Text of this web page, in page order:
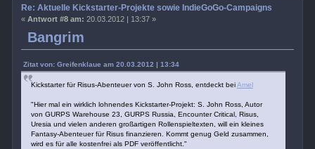
Bangrim
Re: Aktuelle Kickstarter-Projekte sowie IndieGoGo-Campaigns
« Antwort #8 am: 20.03.2012 | 13:37 »
Zitat von: Greifenklaue am 20.03.2012 | 13:34
Kickstarter für Risus-Abenteuer von S. John Ross, entdeckt beiAmel
"Hier mal ein wirklich lohnendes Kickstarter-Projekt: S. John Ross, Autor
von GURPS Warehouse 23, GURPS Russia, Encounter Critical, Risus,
Uresia und vielen anderen großartigen Rollenspieltexten, will ein kleines
Fantasy-Abenteuer für Risus finanzieren. Kommt genug Geld zusammen,
wird es für alle kostenfrei als PDF veröffentlicht."